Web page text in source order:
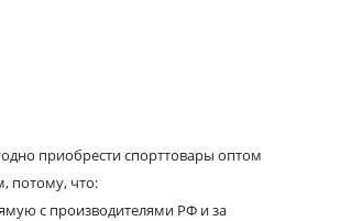
приобрести спорттовары оптом
потому, что:
с производителями РФ и за